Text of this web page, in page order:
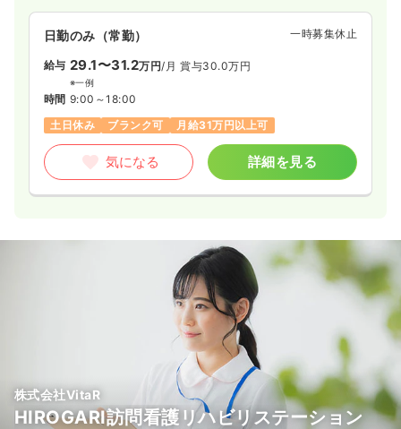
日勤のみ（常勤） 一時募集休止
給与 29.1〜31.2万円/月 賞与30.0万円
※一例
時間 9:00～18:00
土日休み
ブランク可 月給31万円以上可
気になる 詳細を見る
株式会社VitaR
HIROGARI訪問看護リハビリステーション